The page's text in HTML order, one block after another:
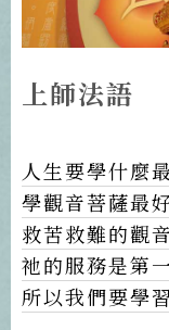
上師法語
人生要學什麼
學觀音菩薩最好
救苦救難的觀
祂的服務是第
所以我們要學